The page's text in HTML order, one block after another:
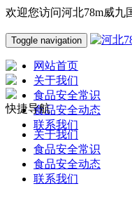
欢迎您访问河北78m威九
Toggle navigation
网站首页
关于我们
食品安全常识
食品安全动态
联系我们
快捷导航
关于我们
食品安全常识
食品安全动态
联系我们